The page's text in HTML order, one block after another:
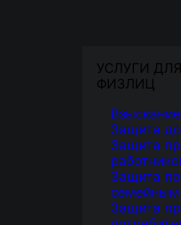
УСЛУГИ ДЛЯ
ФИЗЛИЦ
Защита
Защита
Защита по
Защита